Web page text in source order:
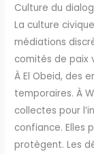
Culture du
La culture
médiations
comités de paix
À El Obeid, des
temporaires. À
collectes pour
confiance. Elles
protègent. Les